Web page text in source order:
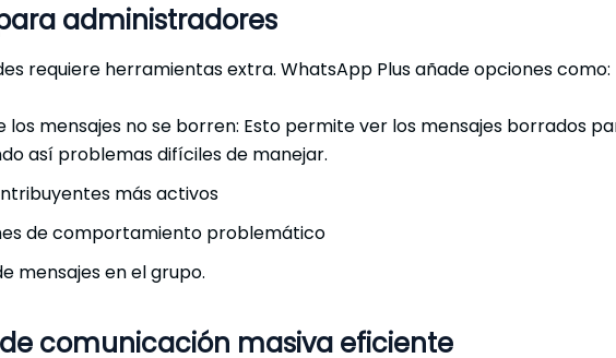
administradores
requiere herramientas extra. WhatsApp Plus añade opciones como:
los mensajes no se borren: Esto permite ver los mensajes borrados
así problemas difíciles de manejar.
más activos
de comportamiento problemático
mensajes en el grupo.
comunicación masiva eficiente